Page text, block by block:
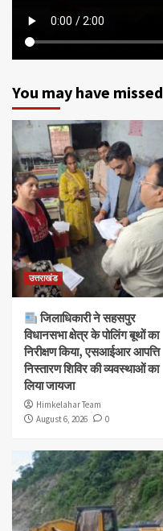
You may have missed
उत्तराखंड
जिलाधिकारी ने सहसपुर
विधानसभा क्षेत्र के पोलिंग बूथों का
निरीक्षण किया, एसआईआर आपत्ति
निस्तारण शिविर की व्यवस्थाओं का
लिया जायजा
Himkelahar Team
August 6, 2026
0